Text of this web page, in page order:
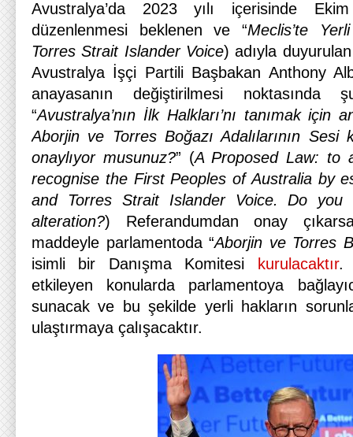
Avustralya’da 2023 yılı içerisinde
düzenlenmesi beklenen ve “Meclis’te
Torres Strait Islander Voice) adıyla
Avustralya İşçi Partili Başbakan Anthony
anayasanın değiştirilmesi noktasında
“Avustralya’nın İlk Halkları’nı tanımak için
Aborjin ve Torres Boğazı Adalılarının Sesi
onaylıyor musunuz?” (A Proposed Law: to
recognise the First Peoples of Australia by
and Torres Strait Islander Voice. Do you
alteration?) Referandumdan onay
maddeyle parlamentoda “Aborjin ve Torres
isimli bir Danışma Komitesi
kurulacaktır.
etkileyen konularda parlamentoya
sunacak ve bu şekilde yerli hakların
ulaştırmaya çalışacaktır.